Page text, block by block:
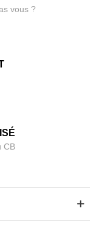
vous ?
CB